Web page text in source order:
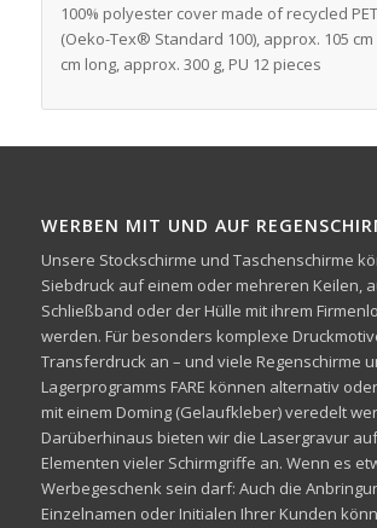
100% polyester cover made of recycled
(Oeko-Tex® Standard 100), approx. 105
cm long, approx. 300 g, PU 12 pieces
WERBEN MIT UND AUF
Unsere Stockschirme und Taschenschirme
Siebdruck auf einem oder mehreren Keilen,
Schließband oder der Hülle mit ihrem
werden. Für besonders komplexe
Transferdruck an – und viele Regenschirme
Lagerprogramms FARE können alternativ
mit einem Doming (Gelaufkleber) veredelt
Darüberhinaus bieten wir die Lasergravur
Elementen vieler Schirmgriffe an. Wenn es
Werbegeschenk sein darf: Auch die
Einzelnamen oder Initialen Ihrer Kunden